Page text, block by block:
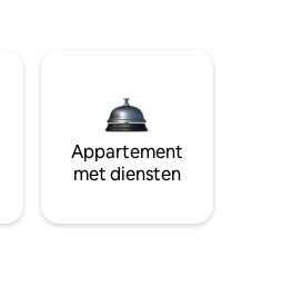
Appartement
met diensten